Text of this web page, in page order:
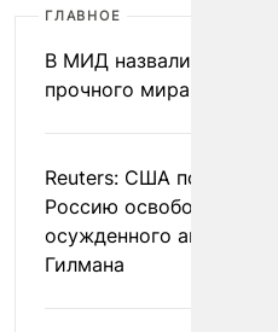
ГЛАВНОЕ
В МИД назвали условия
прочного мира на
Reuters: США
Россию освободить
осужденного
Гилмана